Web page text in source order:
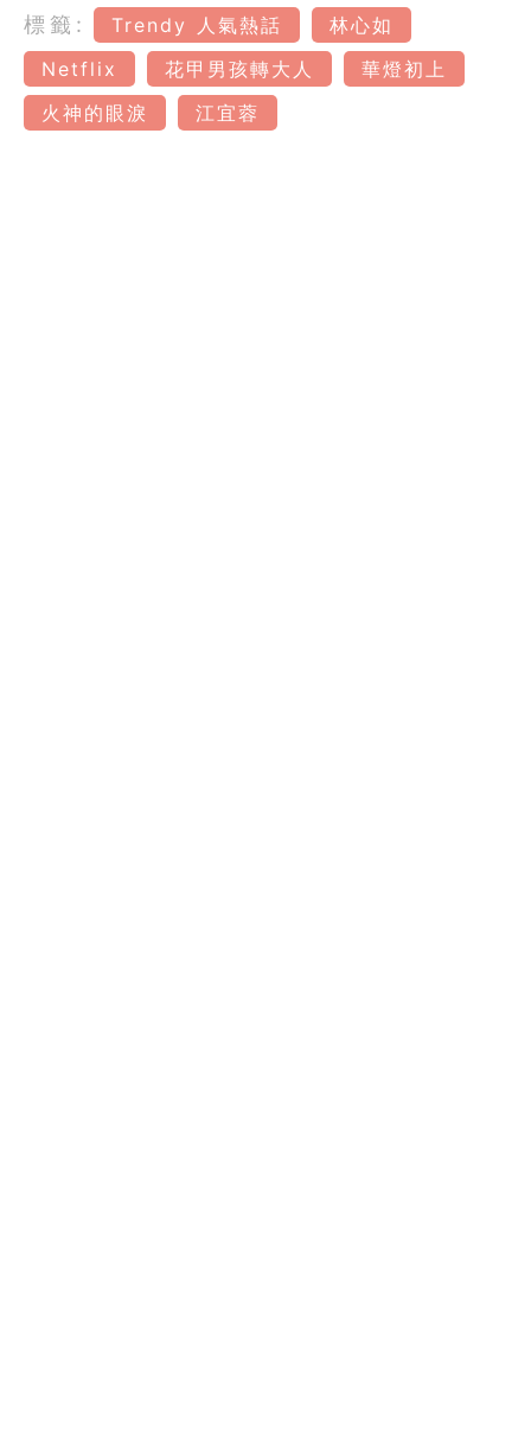
標籤: Trendy 人氣熱話
林心如
Netflix
花甲男孩轉大人
華燈初上
火神的眼淚
江宜蓉